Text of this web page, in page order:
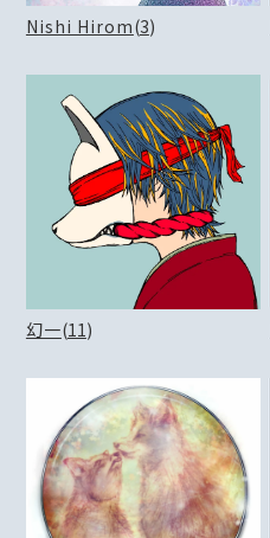
Nishi Hirom(3)
幻一(11)